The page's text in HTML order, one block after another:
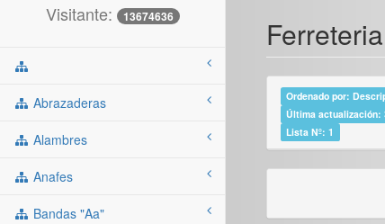
Visitante: 13674636
Abrazaderas
Alambres
Anafes
Bandas "aa"
Ordenado por:
Última actualización:
Lista Nº: 1